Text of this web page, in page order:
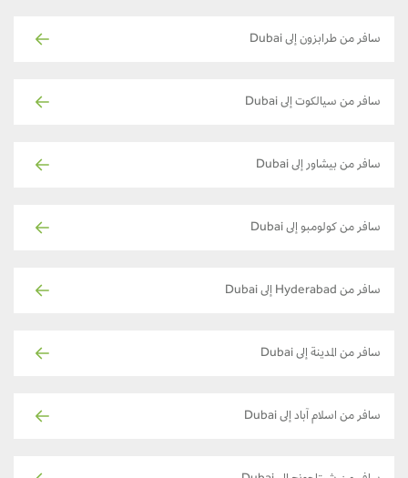
سافر من طرابزون إلى Dubai
سافر من سيالكوت إلى Dubai
سافر من بيشاور إلى Dubai
سافر من كولومبو إلى Dubai
سافر من Hyderabad إلى Dubai
سافر من المدينة إلى Dubai
سافر من اسلام آباد إلى Dubai